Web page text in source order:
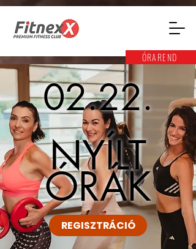
ÓRAREND
02.22.
NYÍLT
ÓRÁK
REGISZTRÁCIÓ